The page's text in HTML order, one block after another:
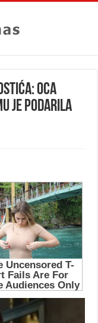
Oca
je podarila